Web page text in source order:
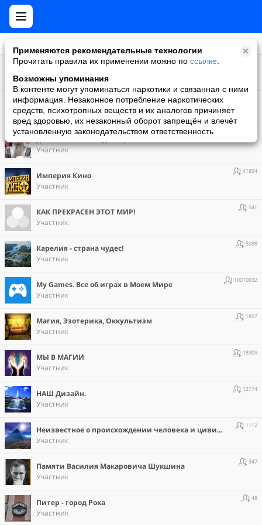
Применяются рекомендательные технологии
Прочитать правила их применении можно по ссылке
Возможны упоминания
В контенте могут упоминаться наркотики и связанная с ними
информация. Незаконное потребление наркотических
средств, психотропных веществ и их аналогов причиняет
вред здоровью, их незаконный оборот запрещён и влечёт
установленную законодательством ответственность
LENKORAN
Участник
WHITE GOONN
Участник
динамическая медитация ОШО
Участник
Империя Кино
Участник
41894
КАК ПРЕКРАСЕН ЭТОТ МИР!
Участник
541
Карелия - страна чудес!
Участник
5088
Мy Games. Все об играх в Моем Мире
Участник
10010932
Магия, Эзотерика, Оккультизм
Участник
1897
МЫ В МАГИИ
Участник
18309
НАШ Дизайн.
Участник
12774
Неизвестное о происхождении человека и цивилизации.
Участник
1112
Памяти Василия Макаровича Шукшина
Участник
347
Питер - город Рока
Участник
48